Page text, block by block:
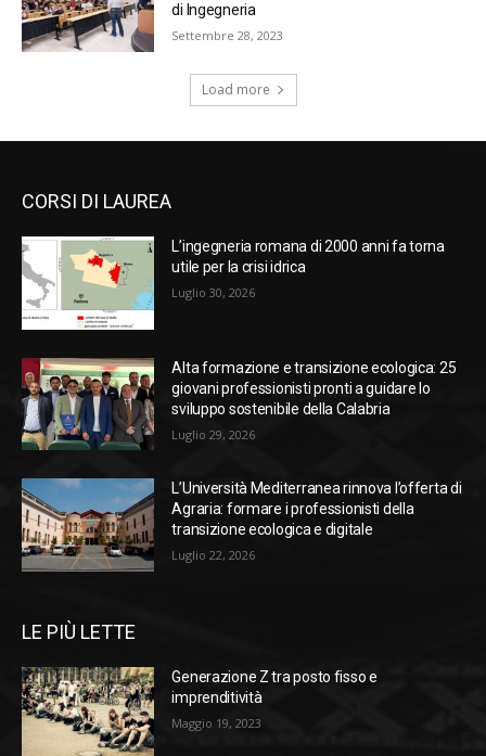
di Ingegneria
Settembre 28, 2023
Load more
CORSI DI LAUREA
L’ingegneria romana di 2000 anni fa torna
utile per la crisi idrica
Luglio 30, 2026
Alta formazione e transizione ecologica: 25
giovani professionisti pronti a guidare lo
sviluppo sostenibile della Calabria
Luglio 29, 2026
L’Università Mediterranea rinnova l’offerta di
Agraria: formare i professionisti della
transizione ecologica e digitale
Luglio 22, 2026
LE PIÙ LETTE
Generazione Z tra posto fisso e
imprenditività
Maggio 19, 2023